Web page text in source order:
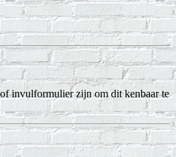
invulformulier zijn om dit kenbaar te